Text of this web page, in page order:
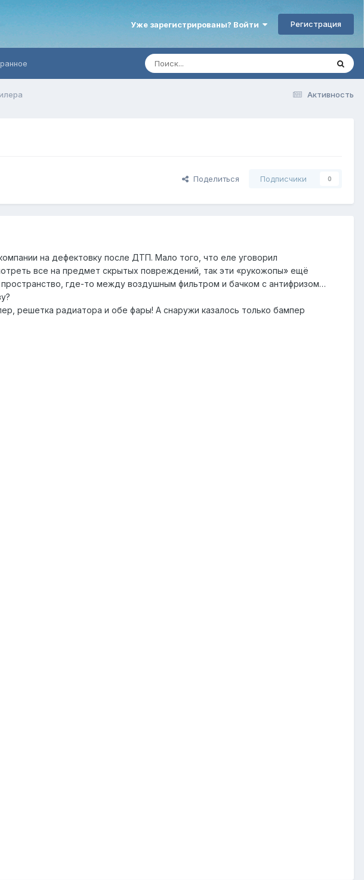
Уже зарегистрированы? Войти Регистрация
Активность
Поделиться Подписчики 0
на дефектовку после ДТП. Мало того, что еле уговорил
все на предмет скрытых повреждений, так эти «рукожопы» ещё
где-то между воздушным фильтром и бачком с антифризом…
решетка радиатора и обе фары! А снаружи казалось только бампер